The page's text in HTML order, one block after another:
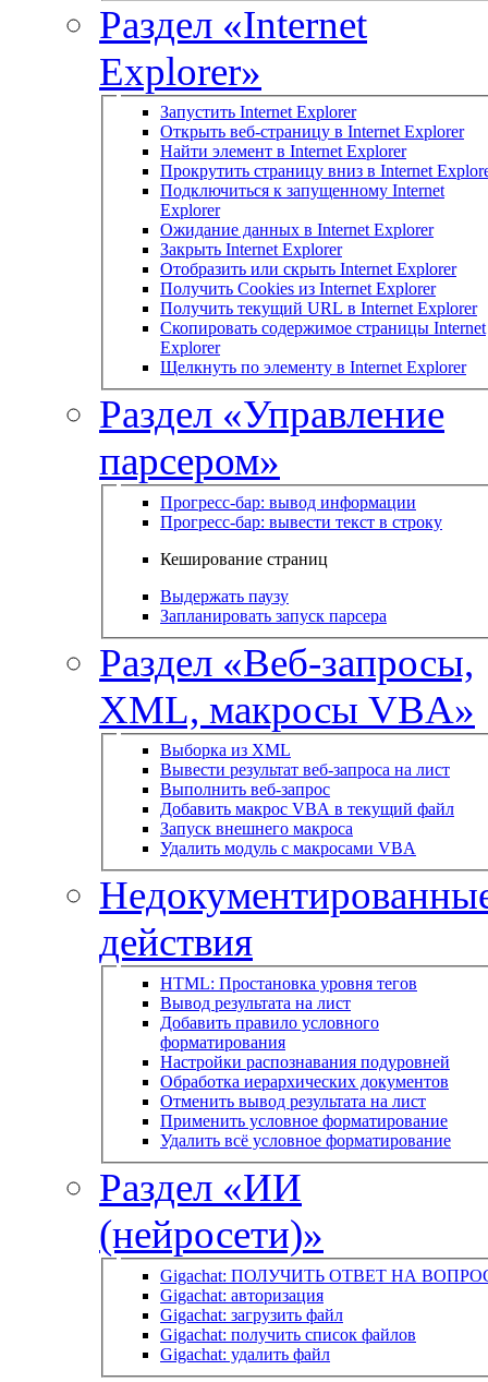
Раздел «Internet
Explorer»
Запустить Internet Explorer
Открыть веб-страницу в Internet Explorer
Найти элемент в Internet Explorer
Прокрутить страницу вниз в Internet
Подключиться к запущенному Internet
Explorer
Ожидание данных в Internet Explorer
Закрыть Internet Explorer
Отобразить или скрыть Internet Explorer
Получить Cookies из Internet Explorer
Получить текущий URL в Internet Explorer
Скопировать содержимое страницы Internet
Explorer
Щелкнуть по элементу в Internet Explorer
Раздел «Управление
парсером»
Прогресс-бар: вывод информации
Прогресс-бар: вывести текст в строку
Кеширование страниц
Выдержать паузу
Запланировать запуск парсера
Раздел «Веб-запросы,
XML, макросы VBA»
Выборка из XML
Вывести результат веб-запроса на лист
Выполнить веб-запрос
Добавить макрос VBA в текущий файл
Запуск внешнего макроса
Удалить модуль с макросами VBA
действия
HTML: Простановка уровня тегов
Вывод результата на лист
Добавить правило условного
форматирования
Настройки распознавания подуровней
Обработка иерархических документов
Отменить вывод результата на лист
Применить условное форматирование
Удалить всё условное форматирование
Раздел «ИИ
(нейросети)»
Gigachat: ПОЛУЧИТЬ ОТВЕТ НА
Gigachat: авторизация
Gigachat: загрузить файл
Gigachat: получить список файлов
Gigachat: удалить файл